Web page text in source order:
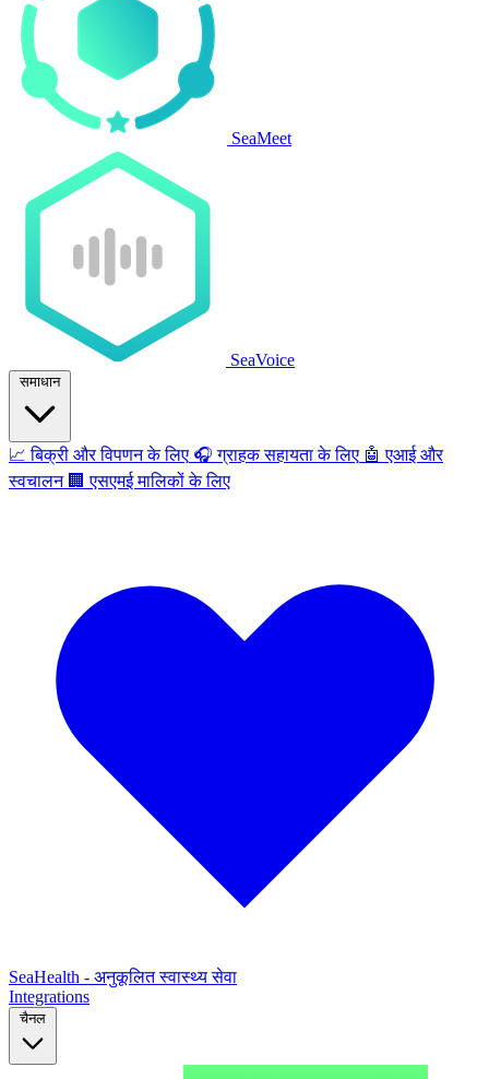
SeaMeet
SeaVoice
समाधान
📈 बिक्री और विपणन के लिए 🎧 ग्राहक सहायता के लिए 🤖 एआई और
स्वचालन 🏢 एसएमई मालिकों के लिए
SeaHealth - अनुकूलित स्वास्थ्य सेवा
Integrations
चैनल